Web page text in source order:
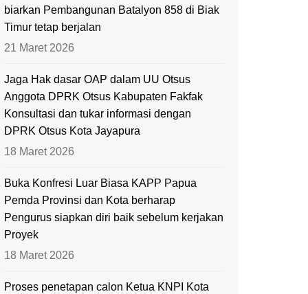
biarkan Pembangunan Batalyon 858 di Biak
Timur tetap berjalan
21 Maret 2026
Jaga Hak dasar OAP dalam UU Otsus
Anggota DPRK Otsus Kabupaten Fakfak
Konsultasi dan tukar informasi dengan
DPRK Otsus Kota Jayapura
18 Maret 2026
Buka Konfresi Luar Biasa KAPP Papua
Pemda Provinsi dan Kota berharap
Pengurus siapkan diri baik sebelum kerjakan
Proyek
18 Maret 2026
Proses penetapan calon Ketua KNPI Kota